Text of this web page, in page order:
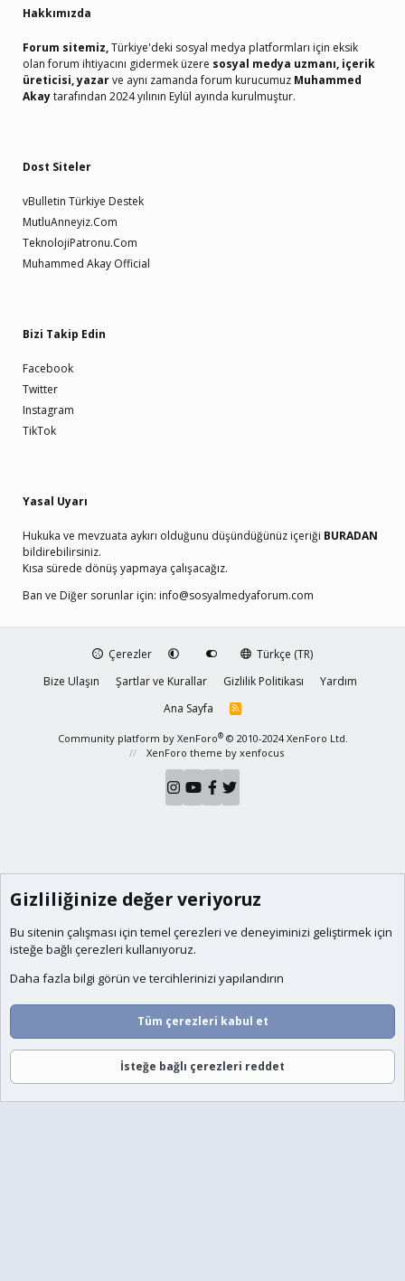
Hakkımızda
Forum sitemiz,Türkiye'deki sosyal medya platformları için eksik
olan forum ihtiyacını gidermek üzere sosyal medya uzmanı, içerik
üreticisi, yazarve aynı zamanda forum kurucumuz Muhammed
Akaytarafından 2024 yılının Eylül ayında kurulmuştur.
Dost Siteler
vBulletin Türkiye Destek
MutluAnneyiz.Com
TeknolojiPatronu.Com
Muhammed Akay Official
Bizi Takip Edin
Facebook
Twitter
Instagram
TikTok
Yasal Uyarı
Hukuka ve mevzuata aykırı olduğunu düşündüğünüz içeriği BURADAN
bildirebilirsiniz.
Kısa sürede dönüş yapmaya çalışacağız.
Ban ve Diğer sorunlar için: info@sosyalmedyaforum.com
Çerezler
Türkçe (TR)
Bize Ulaşın
Şartlar ve Kurallar Gizlilik Politikası
Yardım
Ana Sayfa
R
S
Community platform by XenForo® © 2010-2024 XenForo Ltd.
XenForo theme by xenfocus
Gizliliğinize değer veriyoruz
Bu sitenin çalışması için temel çerezleri ve deneyiminizi geliştirmek için
isteğe bağlı çerezleri kullanıyoruz.
Daha fazla bilgi görün ve tercihlerinizi yapılandırın
Tüm çerezleri kabul et
İsteğe bağlı çerezleri reddet